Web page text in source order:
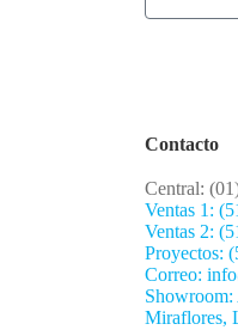
Contacto
Central:
Ventas 1:
Ventas 2:
Proyectos:
Correo:
Showroom:
Miraflores,